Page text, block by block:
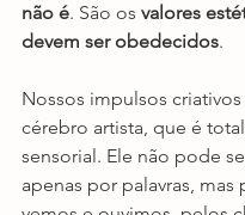
não é. São os valores
devem ser obedecidos.
Nossos impulsos
cérebro artista, que é
sensorial. Ele não pode
apenas por palavras, mas